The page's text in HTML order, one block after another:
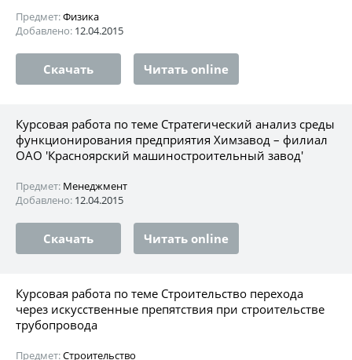
Предмет:Физика
Добавлено: 12.04.2015
Скачать Читать online
Курсовая работа по теме Стратегический анализ среды
функционирования предприятия Химзавод – филиал
ОАО 'Красноярский машиностроительный завод'
Предмет: Менеджмент
Добавлено: 12.04.2015
Скачать Читать online
Курсовая работа по теме Строительство перехода
через искусственные препятствия при строительстве
трубопровода
Предмет:Строительство